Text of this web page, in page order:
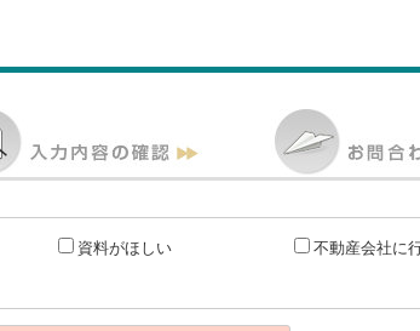
資料がほしい
不動産会社に